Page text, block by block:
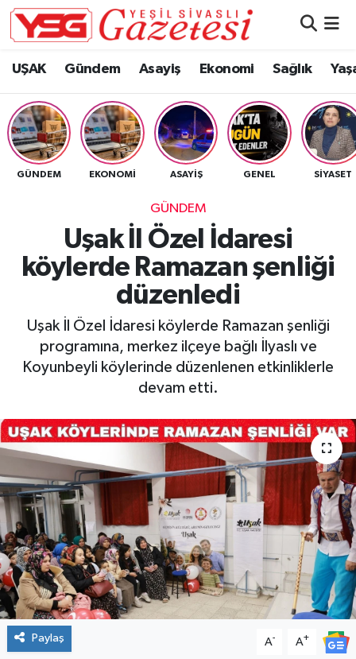
UŞAK Gündem Asayiş Ekonomi Sağlık
GÜNDEM EKONOMI ASAYIŞ GENEL SIYASET
GÜNDEM
Uşak İl Özel İdaresi
köylerde Ramazan şenliği
düzenledi
Uşak İl Özel İdaresi köylerde Ramazan şenliği
programına, merkez ilçeye bağlı İlyaslı ve
Koyunbeyli köylerinde düzenlenen etkinliklerle
devam etti.
Paylaş A- A+
Hava Durumu
Namaz Vakitleri
Trafik Durumu
Süper Lig Puan Durumu ve Fikstür
Tüm Manşetler
Son Dakika Haberleri
Haber Arşivi